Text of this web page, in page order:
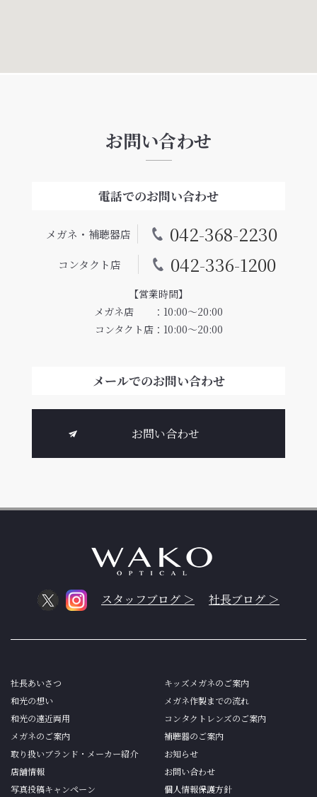
お問い合わせ
電話でのお問い合わせ
メガネ・補聴器店 042-368-2230
コンタクト店 042-336-1200
【営業時間】
メガネ店 ：10:00〜20:00
コンタクト店：10:00〜20:00
メールでのお問い合わせ
お問い合わせ
スタッフブログ ＞ 社長ブログ ＞
社長あいさつ
和光の想い
和光の遠近両用
メガネのご案内
キッズメガネのご案内
メガネ作製までの流れ
コンタクトレンズのご案内
補聴器のご案内
取り扱いブランド・メーカー紹介
店舗情報
写真投稿キャンペーン
お知らせ
お問い合わせ
個人情報保護方針